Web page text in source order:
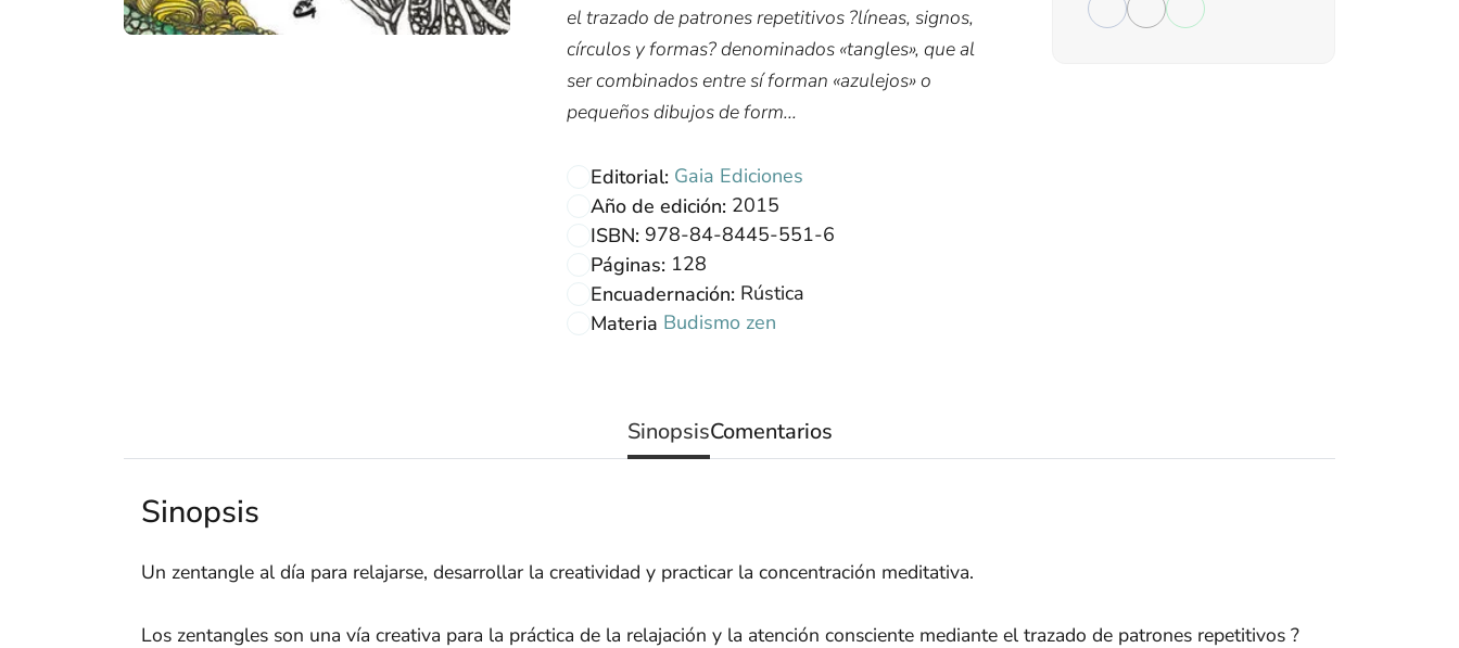
el trazado de patrones repetitivos ?líneas, signos,
círculos y formas? denominados «tangles», que al
ser combinados entre sí forman «azulejos» o
pequeños dibujos de form...
Editorial: Gaia Ediciones
Año de edición: 2015
ISBN: 978-84-8445-551-6
Páginas: 128
Encuadernación: Rústica
Materia Budismo zen
SinopsisComentarios
Sinopsis
Un zentangle al día para relajarse, desarrollar la creatividad y practicar la concentración meditativa.
Los zentangles son una vía creativa para la práctica de la relajación y la atención consciente mediante el trazado de patrones repetitivos ?